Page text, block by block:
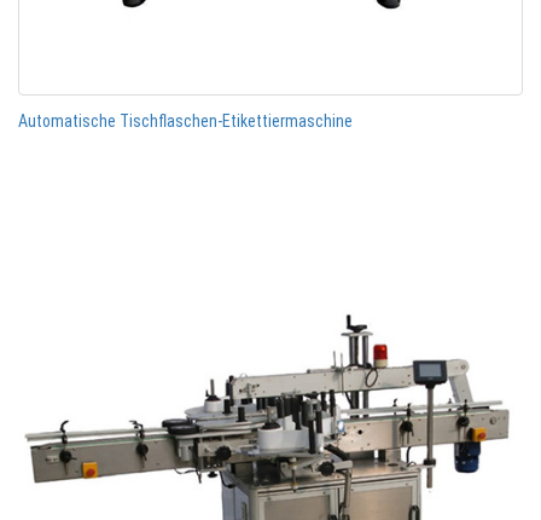
Automatische Tischflaschen-Etikettiermaschine